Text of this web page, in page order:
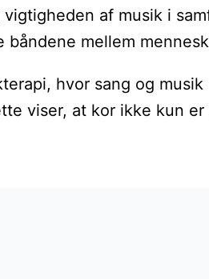
af musik i
mellem
hvor sang og
viser, at kor ikke kun